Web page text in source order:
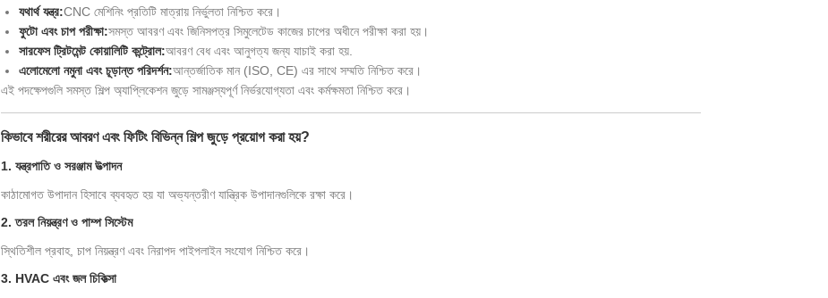
যথার্থ যন্ত্র:CNC মেশিনিং প্রতিটি মাত্রায় নির্ভুলতা নিশ্চিত করে।
ফুটো এবং চাপ পরীক্ষা:সমস্ত আবরণ এবং জিনিসপত্র সিমুলেটেড কাজের চাপের অধীনে পরীক্ষা করা হয়।
সারফেস ট্রিটমেন্ট কোয়ালিটি কন্ট্রোল:আবরণ বেধ এবং আনুগত্য জন্য যাচাই করা হয়.
এলোমেলো নমুনা এবং চূড়ান্ত পরিদর্শন:আন্তর্জাতিক মান (ISO, CE) এর সাথে সম্মতি নিশ্চিত করে।
এই পদক্ষেপগুলি সমস্ত শিল্প অ্যাপ্লিকেশন জুড়ে সামঞ্জস্যপূর্ণ নির্ভরযোগ্যতা এবং কর্মক্ষমতা নিশ্চিত করে।
কিভাবে শরীরের আবরণ এবং ফিটিং বিভিন্ন শিল্প জুড়ে প্রয়োগ করা হয়?
1. যন্ত্রপাতি ও সরঞ্জাম উত্পাদন
কাঠামোগত উপাদান হিসাবে ব্যবহৃত হয় যা অভ্যন্তরীণ যান্ত্রিক উপাদানগুলিকে রক্ষা করে।
2. তরল নিয়ন্ত্রণ ও পাম্প সিস্টেম
স্থিতিশীল প্রবাহ, চাপ নিয়ন্ত্রণ এবং নিরাপদ পাইপলাইন সংযোগ নিশ্চিত করে।
3. HVAC এবং জল চিকিত্সা